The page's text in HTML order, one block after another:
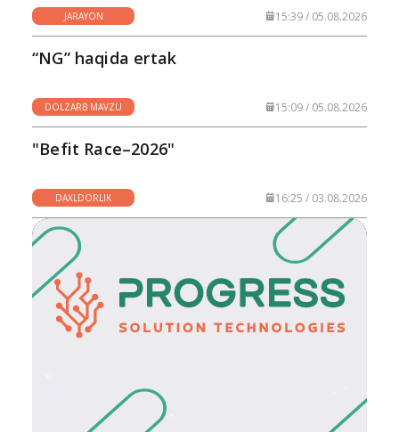
JARAYON 15:39 / 05.08.2026
“NG” haqida ertak
DOLZARB MAVZU 15:09 / 05.08.2026
"Befit Race–2026"
DAXLDORLIK 16:25 / 03.08.2026